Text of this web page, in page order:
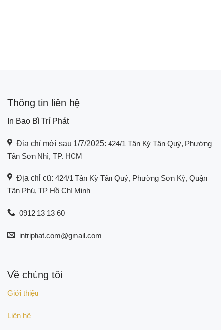
Thông tin liên hệ
In Bao Bì Trí Phát
Địa chỉ mới sau 1/7/2025: 424/1 Tân Kỳ Tân Quý, Phường
Tân Sơn Nhì, TP. HCM
Địa chỉ cũ: 424/1 Tân Kỳ Tân Quý, Phường Sơn Kỳ, Quận
Tân Phú, TP Hồ Chí Minh
0912 13 13 60
intriphat.com@gmail.com
Về chúng tôi
Giới thiệu
Liên hệ